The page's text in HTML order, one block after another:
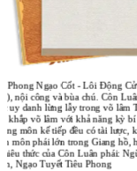
Phong Ngạo Cốt - Lôi Động
nội công và bùa chú. Côn
uy danh lừng lẫy trong võ lâm
khắp võ lâm với khả năng kỳ bí
môn kế tiếp đều có tài lược,
môn phái lớn trong Giang hồ,
thức của Côn Luân phái:
Ngạo Tuyết Tiêu Phong